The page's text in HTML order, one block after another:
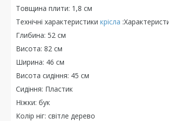
Товщина плити: 1,8 см
Технічні характеристики крісла
Глибина: 52 см
Висота: 82 см
Ширина: 46 см
Висота сидіння: 45 см
Сидіння: Пластик
Ніжки: бук
Колір ніг: світле дерево